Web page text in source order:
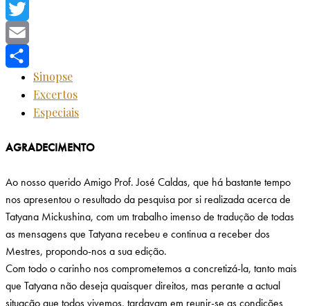
Telegram
Twitter
Email
Share
Sinopse
Excertos
Especiais
AGRADECIMENTO
Ao nosso querido Amigo Prof. José Caldas, que há bastante tempo
nos apresentou o resultado da pesquisa por si realizada acerca de
Tatyana Mickushina, com um trabalho imenso de tradução de todas
as mensagens que Tatyana recebeu e continua a receber dos
Mestres, propondo-nos a sua edição.
Com todo o carinho nos comprometemos a concretizá-la, tanto mais
que Tatyana não deseja quaisquer direitos, mas perante a actual
situação que todos vivemos, tardavam em reunir-se as condições